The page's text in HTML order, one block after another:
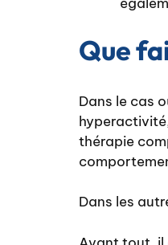
Que
Dans le cas
thérapie
Dans les